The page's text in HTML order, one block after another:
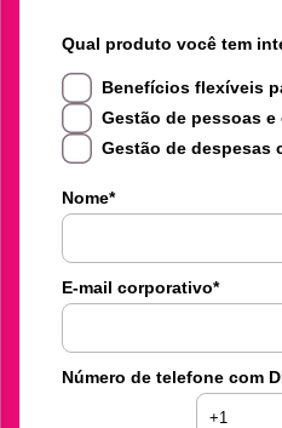
Qual produto você tem
Benefícios flexíveis
Gestão de pessoas
Gestão de despesas
Nome*
E-mail corporativo*
Número de telefone com